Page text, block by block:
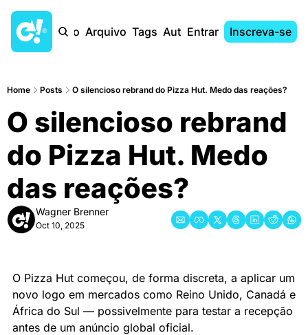
Início Arquivo Tags AutoresEntrar Inscreva-se
Home Posts O silencioso rebrand do Pizza Hut. Medo das reações?
O silencioso rebrand
do Pizza Hut. Medo
das reações?
Wagner Brenner
Oct 10, 2025
O Pizza Hut começou, de forma discreta, a aplicar um
novo logo em mercados como Reino Unido, Canadá e
África do Sul — possivelmente para testar a recepção
antes de um anúncio global oficial.